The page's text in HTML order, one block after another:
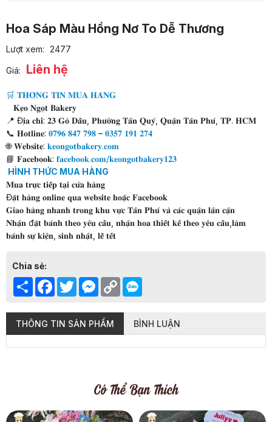
Hoa Sáp Màu Hồng Nơ To Dễ Thương
Lượt xem: 2477
Giá: Liên hệ
🛒 𝐓𝐇𝐎̂𝐍𝐆 𝐓𝐈𝐍 𝐌𝐔𝐀 𝐇𝐀̀𝐍𝐆
𝐊𝐞̣𝐨 𝐍𝐠𝐨̣𝐭 𝐁𝐚𝐤𝐞𝐫𝐲
📍 Đ𝐢̣𝐚 𝐜𝐡𝐢̉: 𝟐𝟑 𝐆𝐨̀ 𝐃𝐚̂̀𝐮, 𝐏𝐡𝐮̛𝐨̛̀𝐧𝐠 𝐓𝐚̂𝐧 𝐐𝐮𝐲́, 𝐐𝐮𝐚̣̂𝐧 𝐓𝐚̂𝐧 𝐏𝐡𝐮́, 𝐓𝐏. 𝐇𝐂𝐌
📞 𝐇𝐨𝐭𝐥𝐢𝐧𝐞: 𝟎𝟕𝟗𝟔 𝟖𝟒𝟕 𝟕𝟗𝟖 – 𝟎𝟑𝟓𝟕 𝟏𝟗𝟏 𝟐𝟕𝟒
🌐 𝐖𝐞𝐛𝐬𝐢𝐭𝐞: 𝐤𝐞𝐨𝐧𝐠𝐨𝐭𝐛𝐚𝐤𝐞𝐫𝐲.𝐜𝐨𝐦
📘 𝐅𝐚𝐜𝐞𝐛𝐨𝐨𝐤: 𝐟𝐚𝐜𝐞𝐛𝐨𝐨𝐤.𝐜𝐨𝐦/𝐤𝐞𝐨𝐧𝐠𝐨𝐭𝐛𝐚𝐤𝐞𝐫𝐲𝟏𝟐𝟑
HÌNH THỨC MUA HÀNG
𝐌𝐮𝐚 𝐭𝐫𝐮̛̣𝐜 𝐭𝐢𝐞̂́𝐩 𝐭𝐚̣𝐢 𝐜𝐮̛̉𝐚 𝐡𝐚̀𝐧𝐠
Đ𝐚̣̆𝐭 𝐡𝐚̀𝐧𝐠 𝐨𝐧𝐥𝐢𝐧𝐞 𝐪𝐮𝐚 𝐰𝐞𝐛𝐬𝐢𝐭𝐞 𝐡𝐨𝐚̣̆𝐜 𝐅𝐚𝐜𝐞𝐛𝐨𝐨𝐤
𝐆𝐢𝐚𝐨 𝐡𝐚̀𝐧𝐠 𝐧𝐡𝐚𝐧𝐡 𝐭𝐫𝐨𝐧𝐠 𝐤𝐡𝐮 𝐯𝐮̛̣𝐜 𝐓𝐚̂𝐧 𝐏𝐡𝐮́ 𝐯𝐚̀ 𝐜𝐚́𝐜 𝐪𝐮𝐚̣̂𝐧 𝐥𝐚̂𝐧 𝐜𝐚̣̂𝐧
𝐍𝐡𝐚̣̂𝐧 đ𝐚̣̆𝐭 𝐛𝐚́𝐧𝐡 𝐭𝐡𝐞𝐨 𝐲𝐞̂𝐮 𝐜𝐚̂̀𝐮, 𝐧𝐡𝐚̣̂𝐧 𝐡𝐨𝐚 𝐭𝐡𝐢𝐞̂́𝐭 𝐤𝐞̂́ 𝐭𝐡𝐞𝐨 𝐲𝐞̂𝐮 𝐜𝐚̂̀𝐮,𝐥𝐚̀𝐦
𝐛𝐚́𝐧𝐡 𝐬𝐮̛̣ 𝐤𝐢𝐞̣̂𝐧, 𝐬𝐢𝐧𝐡 𝐧𝐡𝐚̣̂𝐭, 𝐥𝐞̂̃ 𝐭𝐞̂́𝐭
Chia sẻ:
Share Facebook
TwitterMessenger
Copy
Link
THÔNG TIN SẢN PHẨM BÌNH LUẬN
Có Thể Bạn Thích